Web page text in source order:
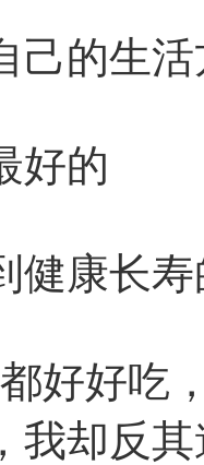
的生活
的
康长寿
好吃，
我却反